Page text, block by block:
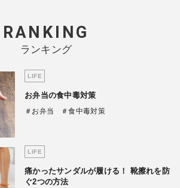
RANKING
ランキング
LIFE
お弁当の食中毒対策
＃お弁当 ＃食中毒対策
LIFE
痛かったサンダルが履ける！ 靴擦れを防
ぐ2つの方法